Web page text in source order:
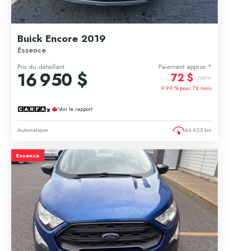
Buick Encore 2019
Essence
Prix du détaillant
16 950 $
Paiement approx.*
72 $ /sem
9.99 % pour72 mois
Voir le rapport
Automatique 46 625 km
Essence